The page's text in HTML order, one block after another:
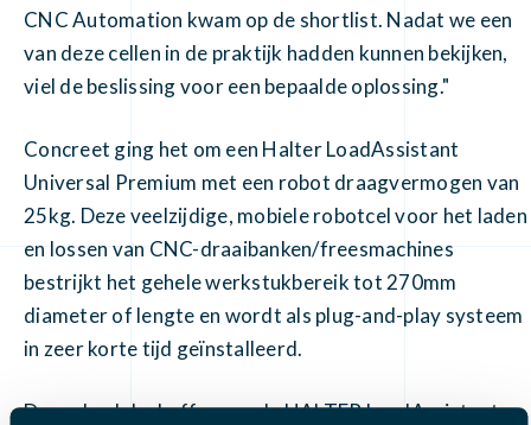
CNC Automation kwam op de shortlist. Nadat we een
van deze cellen in de praktijk hadden kunnen bekijken,
viel de beslissing voor een bepaalde oplossing."
Concreet ging het om een Halter LoadAssistant
Universal Premium met een robot draagvermogen van
25kg. Deze veelzijdige, mobiele robotcel voor het laden
en lossen van CNC-draaibanken/freesmachines
bestrijkt het gehele werkstukbereik tot 270mm
diameter of lengte en wordt als plug-and-play systeem
in zeer korte tijd geïnstalleerd.
De onderdelenbuffer van de HALTER LoadAssistant